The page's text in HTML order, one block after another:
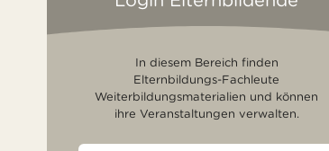
In diesem Bereich finden
Elternbildungs-Fachleute
Weiterbildungsmaterialien und können
ihre Veranstaltungen verwalten.